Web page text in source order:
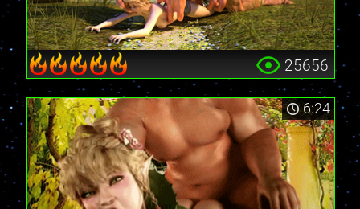
25656
6:24